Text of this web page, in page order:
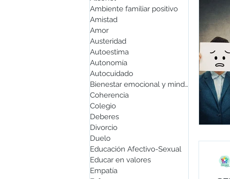
Ambiente familiar positivo
Amistad
Amor
Austeridad
Autoestima
Autonomía
Autocuidado
Bienestar emocional y mindfulness
Coherencia
Colegio
Deberes
Divorcio
Duelo
Educación Afectivo-Sexual
Educar en valores
Empatía